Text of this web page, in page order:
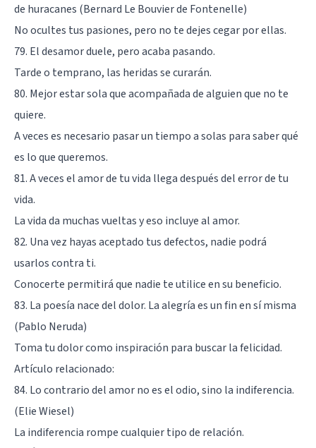
de huracanes (Bernard Le Bouvier de Fontenelle)
No ocultes tus pasiones, pero no te dejes cegar por ellas.
79. El desamor duele, pero acaba pasando.
Tarde o temprano, las heridas se curarán.
80. Mejor estar sola que acompañada de alguien que no te
quiere.
A veces es necesario pasar un tiempo a solas para saber qué
es lo que queremos.
81. A veces el amor de tu vida llega después del error de tu
vida.
La vida da muchas vueltas y eso incluye al amor.
82. Una vez hayas aceptado tus defectos, nadie podrá
usarlos contra ti.
Conocerte permitirá que nadie te utilice en su beneficio.
83. La poesía nace del dolor. La alegría es un fin en sí misma
(Pablo Neruda)
Toma tu dolor como inspiración para buscar la felicidad.
Artículo relacionado:
84. Lo contrario del amor no es el odio, sino la indiferencia.
(Elie Wiesel)
La indiferencia rompe cualquier tipo de relación.